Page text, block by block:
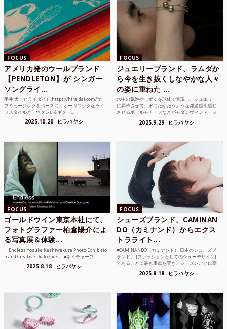
FOCUS
アメリカ発のウールブランド
【PENDLETON】が シンガー
ソングライ...
平井 大（ヒライダイ） https://hiraidai.com/サー
フミュージックをベースに、オーガニックなライ
フスタイルと、ウクレレ&ギター...
2025.10.20 ヒラバヤシ
FOCUS
ジュエリーブランド、ラムダか
ら今を生き抜くしなやかな人々
の姿に重ねた ...
水中の気泡やしずくを球体で表現し、ジュエリー
に昇華させて、水にたゆたうような浮遊感を感じ
させるボールモチーフなどがモダンヴィンテージ
2025.9.29 ヒラバヤシ
FOCUS
ゴールドウイン東京本社にて、
フォトグラファー柏倉陽介によ
る写真展＆体験...
「Endless Yosuke Kashiwakura Photo Exhibitio
n and Creative Dialogues」 ■ネイチャーフ...
2025.8.18 ヒラバヤシ
FOCUS
シューズブランド、CAMINAN
DO（カミナンド）からエクス
トラライト...
■CAMINANDO（カミナンド） 日本のシューズブ
ランド。 [ファッションとしてのシューデザイン]
であることに最も重点を置き、シーズンごとに高
2025.8.18 ヒラバヤシ